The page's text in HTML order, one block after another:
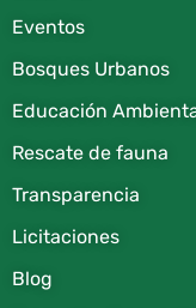
Eventos
Bosques Urbanos
Educación
Rescate de fauna​
Transparencia
Licitaciones
Blog